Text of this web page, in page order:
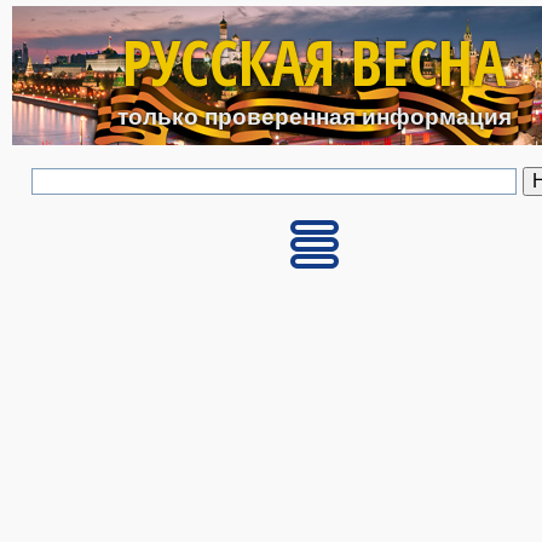
Перейти к основному
РУССКАЯ ВЕСНА
только проверенная информация